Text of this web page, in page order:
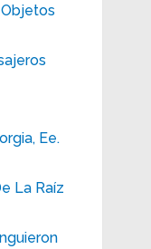
Ee.
La Raíz